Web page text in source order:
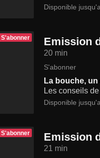
Disponible
S'abonner Emission
20 min
S'abonner
La bouche,
Les conseils
Disponible
S'abonner Emission
21 min